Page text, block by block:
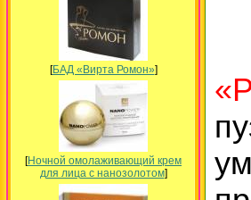
[БАД «Вирта Ромон»]
[Ночной омолаживающий крем
для лица с нанозолотом]